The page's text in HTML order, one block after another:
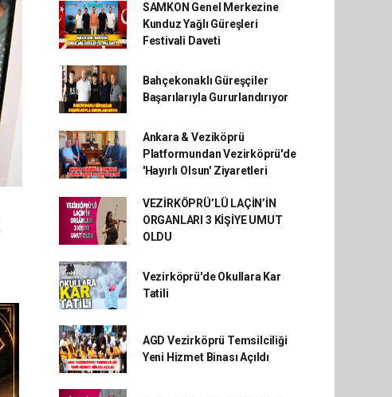
SAMKON Genel Merkezine
Kunduz Yağlı Güreşleri
Festivali Daveti
Bahçekonaklı Güreşçiler
Başarılarıyla Gururlandırıyor
Ankara & Veziköprü
Platformundan Vezirköprü'de
'Hayırlı Olsun' Ziyaretleri
VEZİRKÖPRÜ’LÜ LAÇİN’İN
ORGANLARI 3 KİŞİYE UMUT
OLDU
Vezirköprü'de Okullara Kar
Tatili
AGD Vezirköprü Temsilciliği
Yeni Hizmet Binası Açıldı